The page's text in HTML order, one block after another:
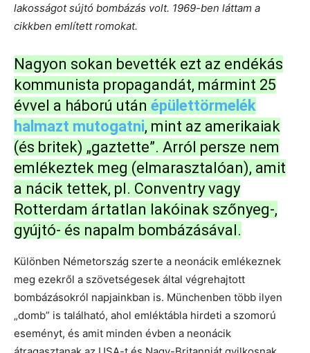
lakosságot sújtó bombázás volt. 1969-ben láttam a
cikkben említett romokat.
Nagyon sokan bevették ezt az endékás
kommunista propagandát, mármint 25
évvel a háború után épülettörmelék
halmazt mutogatni, mint az amerikaiak
(és britek) „gaztette”. Arról persze nem
emlékeztek meg (elmarasztalóan), amit
a nácik tettek, pl. Conventry vagy
Rotterdam ártatlan lakóinak szőnyeg-,
gyújtó- és napalm bombázásával.
Különben Németország szerte a neonácik emlékeznek
meg ezekről a szövetségesek által végrehajtott
bombázásokról napjainkban is. Münchenben több ilyen
„domb” is található, ahol emléktábla hirdeti a szomorú
eseményt, és amit minden évben a neonácik